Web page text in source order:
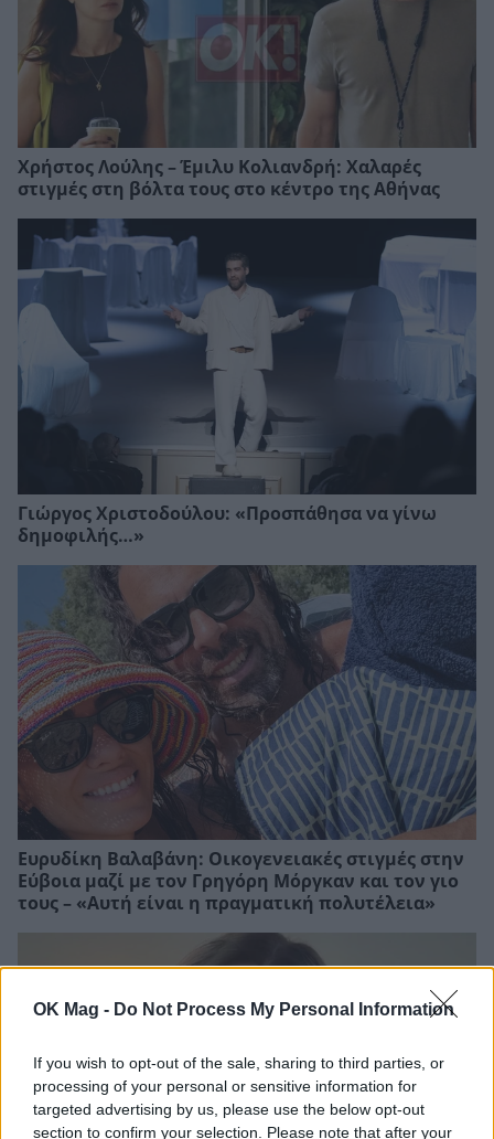
OK Mag - Do Not Process My Personal Information
If you wish to opt-out of the sale, sharing to third parties, or
processing of your personal or sensitive information for
targeted advertising by us, please use the below opt-out
section to confirm your selection. Please note that after your
Χρήστος Λούλης – Έμιλυ Κολιανδρή: Χαλαρές
στιγμές στη βόλτα τους στο κέντρο της Αθήνας
Γιώργος Χριστοδούλου: «Προσπάθησα να γίνω
δημοφιλής…»
Ευρυδίκη Βαλαβάνη: Οικογενειακές στιγμές στην
Εύβοια μαζί με τον Γρηγόρη Μόργκαν και τον γιο
τους – «Αυτή είναι η πραγματική πολυτέλεια»